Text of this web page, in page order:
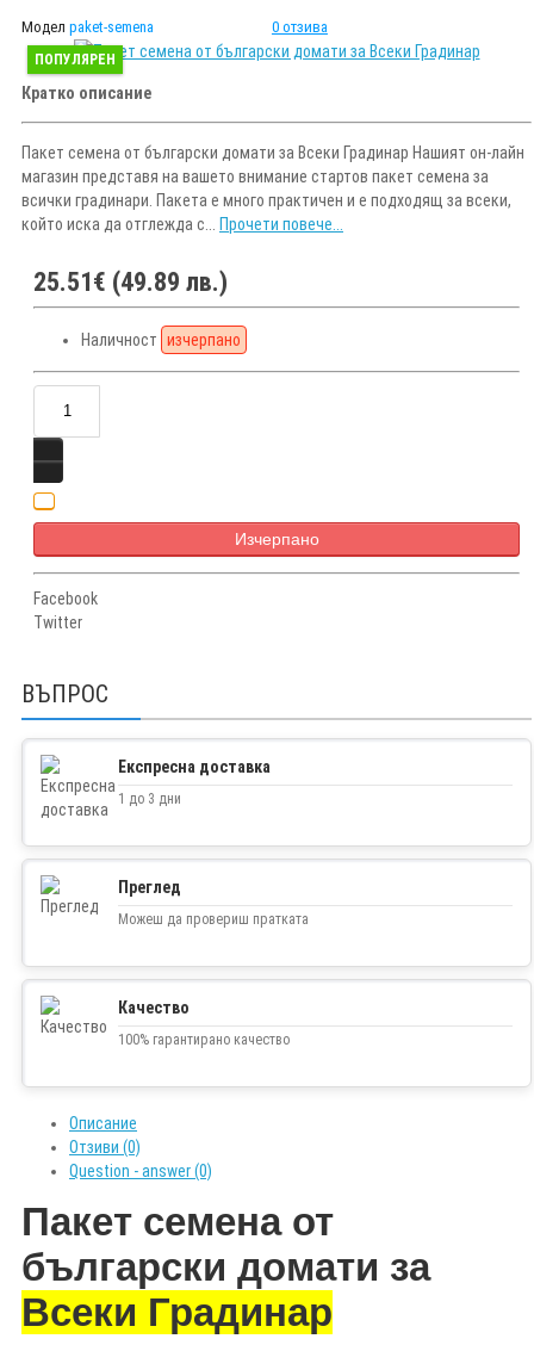
Модел paket-semena 0 отзива
ПОПУЛЯРЕН
Кратко описание
Пакет семена от български домати за Всеки Градинар Нашият он-лайн
магазин представя на вашето внимание стартов пакет семена за
всички градинари. Пакета е много практичен и е подходящ за всеки,
който иска да отглежда с... Прочети повече...
25.51€ (49.89 лв.)
Наличност изчерпано
Изчерпано
Facebook
Twitter
ВЪПРОС
Експресна доставка
1 до 3 дни
Преглед
Можеш да провериш пратката
Качество
100% гарантирано качество
Описание
Отзиви (0)
Question - answer (0)
Пакет семена от
български домати за
Всеки Градинар